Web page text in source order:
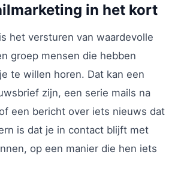
in het kort
het versturen van waardevolle
groep mensen die hebben
te willen horen. Dat kan een
zijn, een serie mails na
een bericht over iets nieuws dat
is dat je in contact blijft met
op een manier die hen iets